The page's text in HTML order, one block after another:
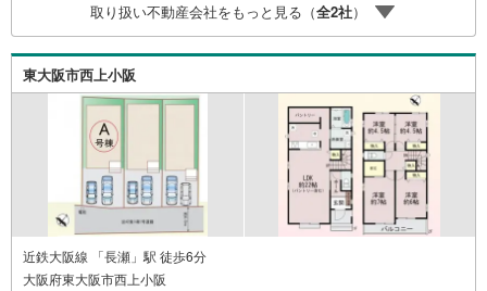
ます！【リフォーム相談】資格を持った専門スタッフがお
悩みに合わせてお話をうかがい、お客さまにぴったりの提
案を行います！■その他:物件相談、住宅ローン相談、ご質
問、気になること、何でもお気軽にご相談ください！
取り扱い不動産会社をもっと見る（全2社）
東大阪市西上小阪
近鉄大阪線 「長瀬」駅 徒歩6分
大阪府東大阪市西上小阪